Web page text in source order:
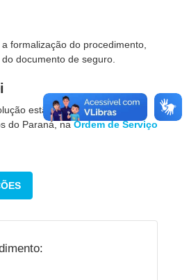
formalização do procedimento,
documento de seguro.
estão descritos no Manual
do Paraná, naOrdem de Serviço